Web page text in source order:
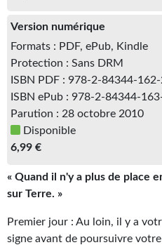
Nouvelles
Bifrost
Livres audio
Gratuit
BIFROST
Tous les numéros
Version numérique
Formats : PDF, ePub, Kindle
Protection : Sans DRM
ISBN PDF : 978-2-84344-162-
ISBN ePub : 978-2-84344-
Parution : 28 octobre 2010
Disponible
6,99 €
« Quand il n'y a plus de place
sur Terre. »
Premier jour : Au loin, il y a
signe avant de poursuivre